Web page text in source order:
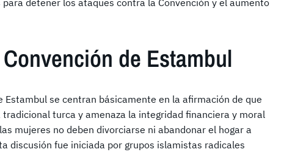
de Estambul
Estambul se centran básicamente en la afirmación de que
turca y amenaza la integridad financiera y moral
mujeres no deben divorciarse ni abandonar el hogar a
discusión fue iniciada por grupos islamistas radicales